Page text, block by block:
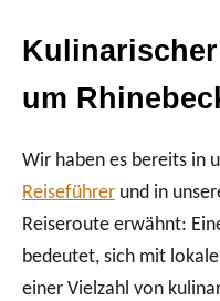
um
Wir haben es bereits in
Reiseführer und in
Reiseroute erwähnt:
bedeutet, sich mit
einer Vielzahl von